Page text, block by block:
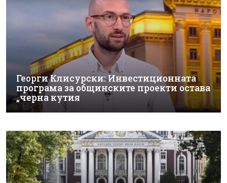
Георги Клисурски: Инвестиционната
програма за общинските проекти остава
„черна кутия